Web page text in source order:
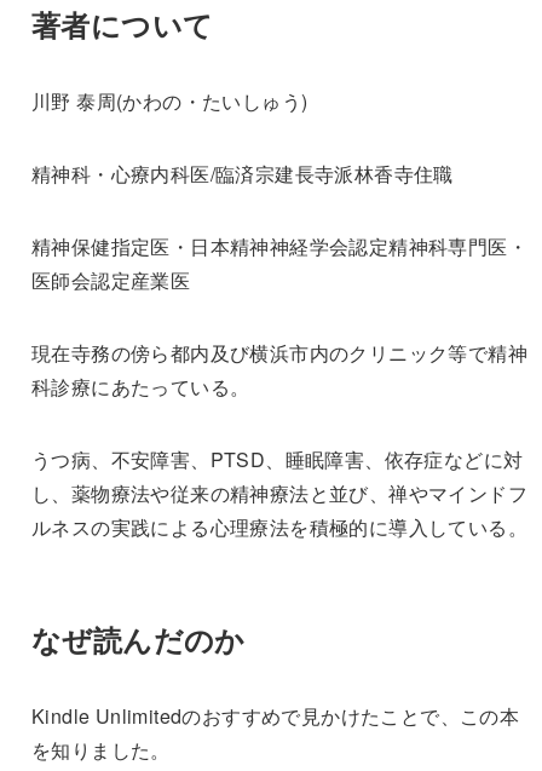
著者について
川野 泰周(かわの・たいしゅう)
精神科・心療内科医/臨済宗建長寺派林香寺住職
精神保健指定医・日本精神神経学会認定精神科専門医・
医師会認定産業医
現在寺務の傍ら都内及び横浜市内のクリニック等で精神
科診療にあたっている。
うつ病、不安障害、PTSD、睡眠障害、依存症などに対
し、薬物療法や従来の精神療法と並び、禅やマインドフ
ルネスの実践による心理療法を積極的に導入している。
なぜ読んだのか
Kindle Unlimitedのおすすめで見かけたことで、この本
を知りました。